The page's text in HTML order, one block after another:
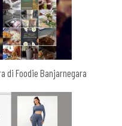
di Foodie Banjarnegara